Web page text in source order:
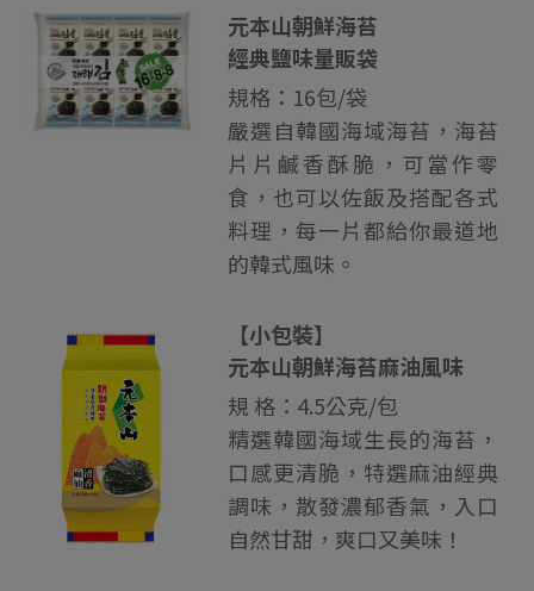
元本山朝鮮海苔
經典鹽味量販袋
規格：16包/袋
嚴選自韓國海域海苔，海苔
片片鹹香酥脆，可當作零
食，也可以佐飯及搭配各式
料理，每一片都給你最道地
的韓式風味。
【小包裝】
元本山朝鮮海苔麻油風味
規 格：4.5公克/包
精選韓國海域生長的海苔，
口感更清脆，特選麻油經典
調味，散發濃郁香氣，入口
自然甘甜，爽口又美味！